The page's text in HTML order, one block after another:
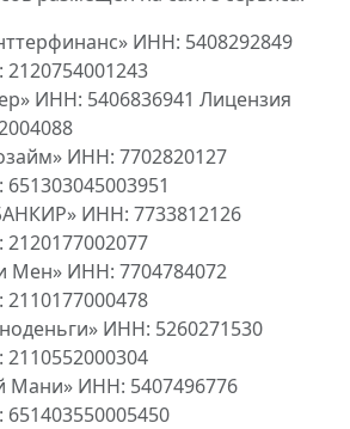
ИНН: 5408292849
ИНН: 5406836941 Лицензия
ИНН: 7702820127
ИНН: 7733812126
ИНН: 7704784072
ИНН: 5260271530
ИНН: 5407496776